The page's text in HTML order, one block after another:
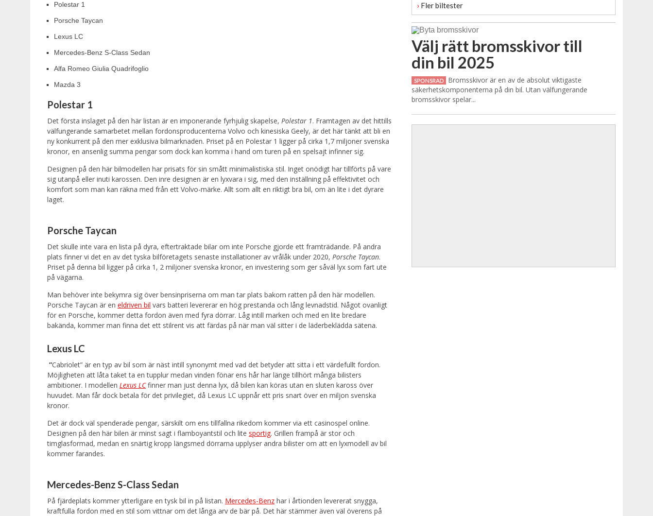
Polestar 1
Porsche Taycan
Lexus LC
Mercedes-Benz S-Class Sedan
Alfa Romeo Giulia Quadrifoglio
Mazda 3
Polestar 1
Det första inslaget på den här listan är en imponerande fyrhjulig skapelse, Polestar 1. Framtagen av det hittills
välfungerande samarbetet mellan fordonsproducenterna Volvo och kinesiska Geely, är det här tänkt att bli en
ny konkurrent på den mer exklusiva bilmarknaden. Priset på en Polestar 1 ligger på cirka 1,7 miljoner svenska
kronor, en ansenlig summa pengar som dock kan komma i hand om turen på en spelsajt infinner sig.
Designen på den här bilmodellen har prisats för sin smått minimalistiska stil. Inget onödigt har tillförts på vare
sig utanpå eller inuti karossen. Den inre designen är en lyxvara i sig, med den inställning på effektivitet och
komfort som man kan räkna med från ett Volvo-märke. Allt som allt en riktigt bra bil, om än lite i det dyrare
laget.
Porsche Taycan
Det skulle inte vara en lista på dyra, eftertraktade bilar om inte Porsche gjorde ett framträdande. På andra
plats finner vi det en av det tyska bilföretagets senaste installationer av vrålåk under 2020, Porsche Taycan.
Priset på denna bil ligger på cirka 1, 2 miljoner svenska kronor, en investering som ger såväl lyx som fart ute
på vägarna.
Man behöver inte bekymra sig över bensinpriserna om man tar plats bakom ratten på den här modellen.
Porsche Taycan är en eldriven bil vars batteri levererar en hög prestanda och lång levnadstid. Något ovanligt
för en Porsche, kommer detta fordon även med fyra dörrar. Låg intill marken och med en lite bredare
bakända, kommer man finna det ett stilrent vis att färdas på när man väl sitter i de läderbeklädda sätena.
Lexus LC
”Cabriolet” är en typ av bil som är näst intill synonymt med vad det betyder att sitta i ett värdefullt fordon.
Möjligheten att låta taket ta en tupplur medan vinden fönar ens hår har länge tillhört många bilisters
ambitioner. I modellen Lexus LCfinner man just denna lyx, då bilen kan köras utan en sluten kaross över
huvudet. Man får dock betala för det privilegiet, då Lexus LC uppnår ett pris snart över en miljon svenska
kronor.
Det är dock väl spenderade pengar, särskilt om ens tillfallna rikedom kommer via ett casinospel online.
Designen på den här bilen är minst sagt i flamboyantstil och lite sportig. Grillen frampå är stor och
timglasformad, medan en snärtig kropp längsmed dörrarna upplyser andra bilister om att en lyxmodell av bil
kommer farandes.
Mercedes-Benz S-Class Sedan
På fjärdeplats kommer ytterligare en tysk bil in på listan. Mercedes-Benz har i årtionden levererat snygga,
kraftfulla fordon med en stil som vittnar om det långa arv de bär på. Det här stämmer även väl överens på
› Fler biltester
Välj rätt bromsskivor till
din bil 2025
SPONSRAD
Bromsskivor är en av de absolut viktigaste
säkerhetskomponenterna på din bil. Utan välfungerande
bromsskivor spelar...